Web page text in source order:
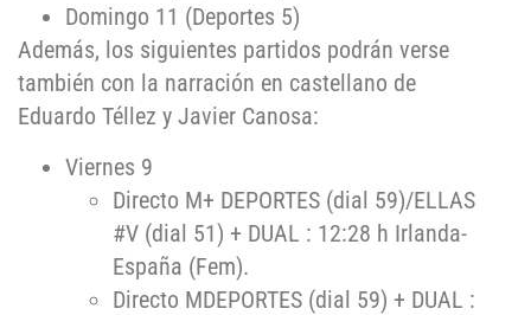
Domingo 11 (Deportes 5)
Además, los siguientes partidos podrán verse
también con la narración en castellano de
Eduardo Téllez y Javier Canosa:
Viernes 9
Directo M+ DEPORTES (dial 59)/ELLAS
#V (dial 51) + DUAL : 12:28 h Irlanda-
España (Fem).
Directo MDEPORTES (dial 59) + DUAL :